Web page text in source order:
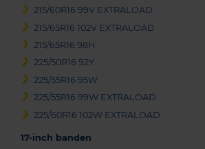
215/60R16 99V EXTRALOAD
215/65R16 102V EXTRALOAD
215/65R16 98H
225/50R16 92Y
225/55R16 95W
225/55R16 99W EXTRALOAD
225/60R16 102W EXTRALOAD
17-inch banden